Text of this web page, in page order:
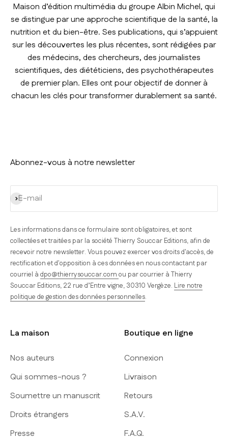
Maison d’édition multimédia du groupe Albin Michel, qui
se distingue par une approche scientifique de la santé, la
nutrition et du bien-être. Ses publications, qui s’appuient
sur les découvertes les plus récentes, sont rédigées par
des médecins, des chercheurs, des journalistes
scientifiques, des diététiciens, des psychothérapeutes
de premier plan. Elles ont pour objectif de donner à
chacun les clés pour transformer durablement sa santé.
Abonnez-vous à notre newsletter
E-mail
S'inscrire
Les informations dans ce formulaire sont obligatoires, et sont
collectées et traitées par la société Thierry Souccar Editions, afin de
recevoir notre newsletter. Vous pouvez exercer vos droits d'accès, de
rectification et d'opposition à ces données en nous contactant par
courriel à dpo@thierrysouccar.com ou par courrier à Thierry
Souccar Editions, 22 rue d’Entre vigne, 30310 Vergèze. Lire notre
politique de gestion des données personnelles.
La maison
Nos auteurs
Qui sommes-nous ?
Soumettre un manuscrit
Droits étrangers
Presse
Boutique en ligne
Connexion
Livraison
Retours
S.A.V.
F.A.Q.